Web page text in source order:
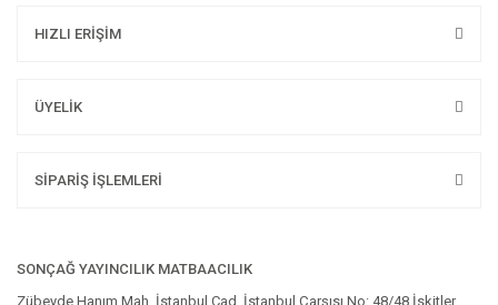
HIZLI ERİŞİM
ÜYELİK
SİPARİŞ İŞLEMLERİ
SONÇAĞ YAYINCILIK MATBAACILIK
Zübeyde Hanım Mah. İstanbul Cad. İstanbul Çarşısı No: 48/48 İskitler